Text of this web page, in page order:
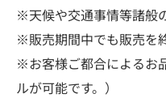
※天候や交通事情等諸般
※販売期間中でも販売を
※お客様ご都合によるお
ルが可能です。）